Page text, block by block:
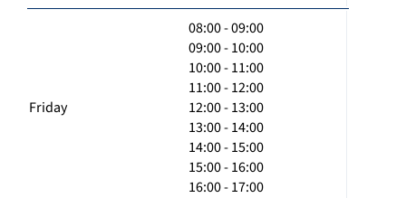
Friday
08:00 - 09:00
09:00 - 10:00
10:00 - 11:00
11:00 - 12:00
12:00 - 13:00
13:00 - 14:00
14:00 - 15:00
15:00 - 16:00
16:00 - 17:00